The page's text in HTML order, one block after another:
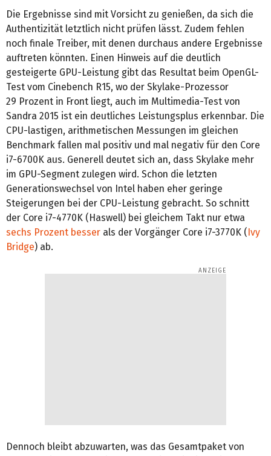
Die Ergebnisse sind mit Vorsicht zu genießen, da sich die
Authentizität letztlich nicht prüfen lässt. Zudem fehlen
noch finale Treiber, mit denen durchaus andere Ergebnisse
auftreten könnten. Einen Hinweis auf die deutlich
gesteigerte GPU-Leistung gibt das Resultat beim OpenGL-
Test vom Cinebench R15, wo der Skylake-Prozessor
29 Prozent in Front liegt, auch im Multimedia-Test von
Sandra 2015 ist ein deutliches Leistungsplus erkennbar. Die
CPU-lastigen, arithmetischen Messungen im gleichen
Benchmark fallen mal positiv und mal negativ für den Core
i7-6700K aus. Generell deutet sich an, dass Skylake mehr
im GPU-Segment zulegen wird. Schon die letzten
Generationswechsel von Intel haben eher geringe
Steigerungen bei der CPU-Leistung gebracht. So schnitt
der Core i7-4770K (Haswell) bei gleichem Takt nur etwa
sechs Prozent besser als der Vorgänger Core i7-3770K (Ivy
Bridge) ab.
Dennoch bleibt abzuwarten, was das Gesamtpaket von